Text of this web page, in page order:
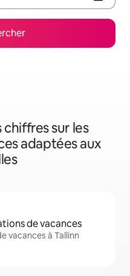
chiffres sur les
adaptées aux
de vacances
vacances à Tallinn